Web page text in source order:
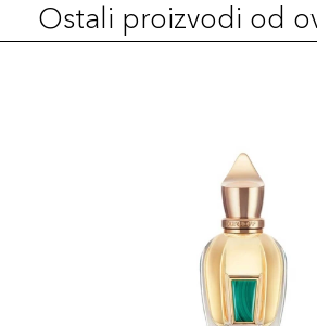
Ostali proizvodi od